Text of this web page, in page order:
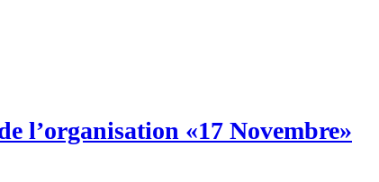
l’organisation «17 Novembre»